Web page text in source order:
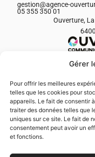
Gérer
Pour offrir les meilleures
telles que les cookies pour
appareils. Le fait de consentir
traiter des données telles que
uniques sur ce site. Le fait de
consentement peut avoir un
et fonctions.
gestion@agence-
05 355 350 01
Ouverture,
Production de film
Événementiel
Formations
Réalisations
Team
Contact
Actus